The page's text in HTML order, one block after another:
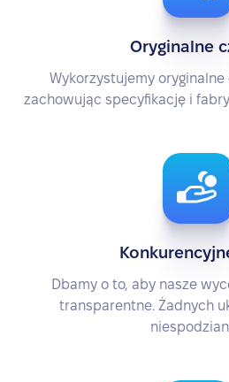
Oryginalne
Wykorzystujemy
zachowując specyfikację i
Dbamy o to, aby nasze
transparentne. Żadnych